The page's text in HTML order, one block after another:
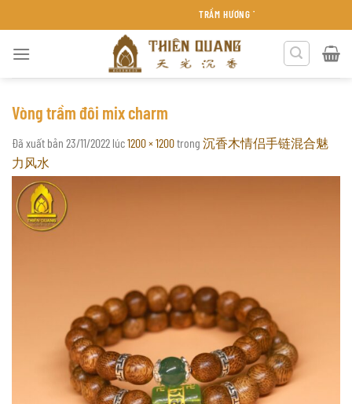
đến
TRẦM HƯƠNG THIÊN QUANG KHÁNH HÒA
Vòng trầm đôi mix charm
Đã xuất bản 23/11/2022 lúc1200 × 1200trong 沉香木情侣手链混合魅
力风水